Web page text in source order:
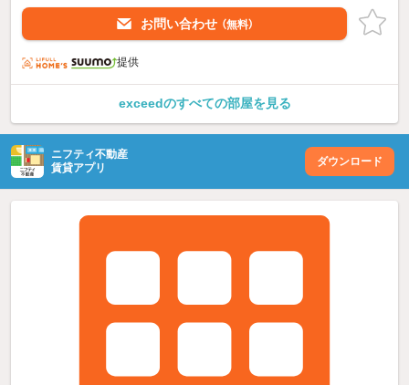
お問い合わせ （無料）
提供
exceedのすべての部屋を見る
ニフティ不動産
賃貸アプリ
ダウンロード